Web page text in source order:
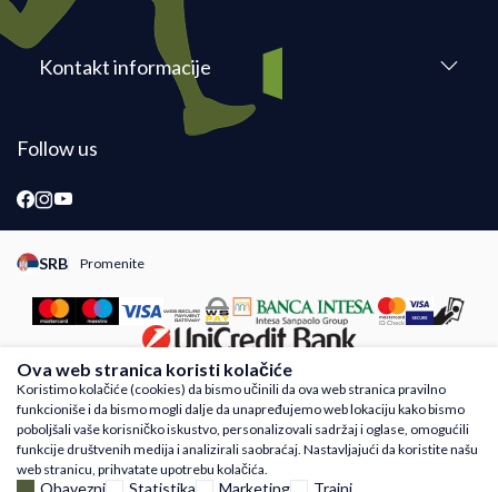
Kontakt informacije
Follow us
SRB Promenite
Promeni instancu sajta, posetite sajtove za druge zemlje
Nastojimo da budemo što precizniji u opisu proizvoda, prikazu slika i samih cena,
ali ne možemo garantovati da su sve informacije kompletne i bez grešaka. Svi
artikli prikazani na sajtu su deo naše ponude i ne podrazumeva da su dostupni u
svakom trenutku. Raspoloživost robe možete proveriti besplatnim pozivom Call
Ova web stranica koristi kolačiće
Koristimo kolačiće (cookies) da bismo učinili da ova web stranica pravilno
funkcioniše i da bismo mogli dalje da unapređujemo web lokaciju kako bismo
poboljšali vaše korisničko iskustvo, personalizovali sadržaj i oglase, omogućili
funkcije društvenih medija i analizirali saobraćaj. Nastavljajući da koristite našu
web stranicu, prihvatate upotrebu kolačića.
Obavezni Statistika Marketing Trajni